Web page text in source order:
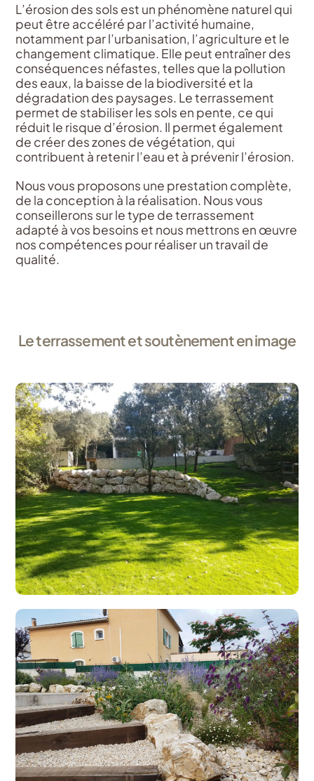
L’érosion des sols est un phénomène naturel qui
peut être accéléré par l’activité humaine,
notamment par l’urbanisation, l’agriculture et le
changement climatique. Elle peut entraîner des
conséquences néfastes, telles que la pollution
des eaux, la baisse de la biodiversité et la
dégradation des paysages. Le terrassement
permet de stabiliser les sols en pente, ce qui
réduit le risque d’érosion. Il permet également
de créer des zones de végétation, qui
contribuent à retenir l’eau et à prévenir l’érosion.
Nous vous proposons une prestation complète,
de la conception à la réalisation. Nous vous
conseillerons sur le type de terrassement
adapté à vos besoins et nous mettrons en œuvre
nos compétences pour réaliser un travail de
qualité.
Le terrassement et soutènement en image